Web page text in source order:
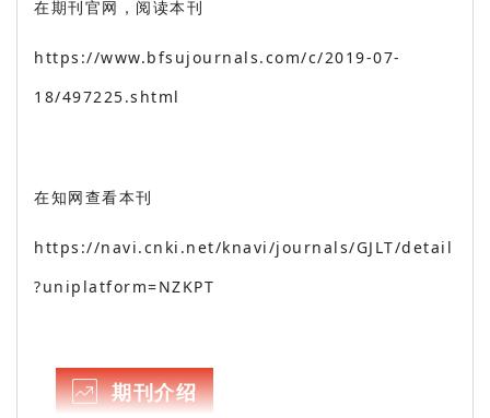
在期刊官网，阅读本刊
https://www.bfsujournals.com/c/2019-07-
18/497225.shtml
在知网查看本刊
https://navi.cnki.net/knavi/journals/GJLT/detail
?uniplatform=NZKPT
期刊介绍